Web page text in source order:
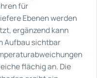
für
Ebenen werden
ergänzend kann
Aufbau sichtbar
flächig an. Die